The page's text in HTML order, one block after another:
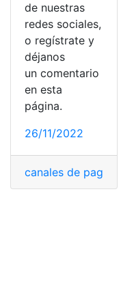
de nuestras
redes sociales,
o regístrate y
déjanos
un comentario
en esta
página.
26/11/2022
canales de pago